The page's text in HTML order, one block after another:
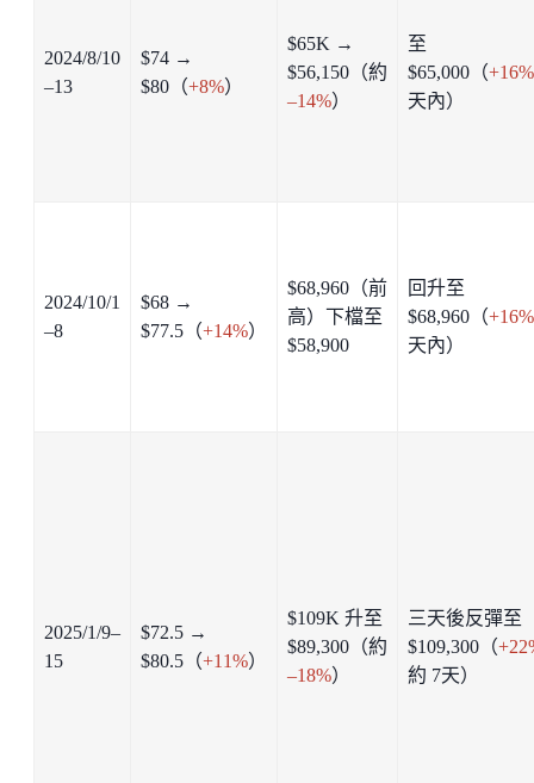
2024/8/10
–13
$74 →
$80（+8%）
$65K →
$56,150（約
–14%）
至
$65,000（+16%
天內）
2024/10/1
–8
$68 →
$77.5（+14%）
$68,960（前
高）下檔至
$58,900
回升至
$68,960（+16%
天內）
2025/1/9–
15
$72.5 →
$80.5（+11%）
$109K 升至
$89,300（約
–18%）
三天後反彈至
$109,300（
約 7天）